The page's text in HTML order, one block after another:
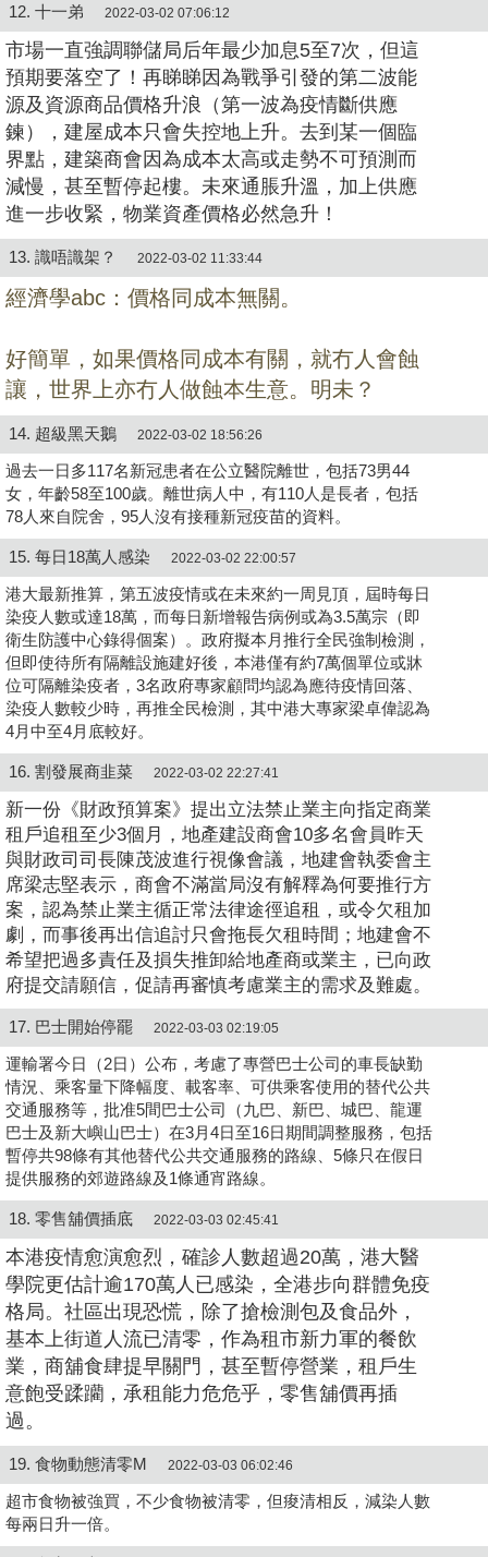
12. 十一弟 2022-03-02 07:06:12
市場一直強調聯儲局后年最少加息5至7次，但這
預期要落空了！再睇睇因為戰爭引發的第二波能
源及資源商品價格升浪（第一波為疫情斷供應
鍊），建屋成本只會失控地上升。去到某一個臨
界點，建築商會因為成本太高或走勢不可預測而
減慢，甚至暫停起樓。未來通脹升溫，加上供應
進一步收緊，物業資產價格必然急升！
13. 識唔識架？ 2022-03-02 11:33:44
經濟學abc：價格同成本無關。
好簡單，如果價格同成本有關，就冇人會蝕
讓，世界上亦冇人做蝕本生意。明未？
14. 超級黑天鵝 2022-03-02 18:56:26
過去一日多117名新冠患者在公立醫院離世，包括73男44
女，年齡58至100歲。離世病人中，有110人是長者，包括
78人來自院舍，95人沒有接種新冠疫苗的資料。
15. 每日18萬人感染 2022-03-02 22:00:57
港大最新推算，第五波疫情或在未來約一周見頂，屆時每日
染疫人數或達18萬，而每日新增報告病例或為3.5萬宗（即
衛生防護中心錄得個案）。政府擬本月推行全民強制檢測，
但即使待所有隔離設施建好後，本港僅有約7萬個單位或牀
位可隔離染疫者，3名政府專家顧問均認為應待疫情回落、
染疫人數較少時，再推全民檢測，其中港大專家梁卓偉認為
4月中至4月底較好。
16. 割發展商韭菜 2022-03-02 22:27:41
新一份《財政預算案》提出立法禁止業主向指定商業
租戶追租至少3個月，地產建設商會10多名會員昨天
與財政司司長陳茂波進行視像會議，地建會執委會主
席梁志堅表示，商會不滿當局沒有解釋為何要推行方
案，認為禁止業主循正常法律途徑追租，或令欠租加
劇，而事後再出信追討只會拖長欠租時間；地建會不
希望把過多責任及損失推卸給地產商或業主，已向政
府提交請願信，促請再審慎考慮業主的需求及難處。
17. 巴士開始停罷 2022-03-03 02:19:05
運輸署今日（2日）公布，考慮了專營巴士公司的車長缺勤
情況、乘客量下降幅度、載客率、可供乘客使用的替代公共
交通服務等，批准5間巴士公司（九巴、新巴、城巴、龍運
巴士及新大嶼山巴士）在3月4日至16日期間調整服務，包括
暫停共98條有其他替代公共交通服務的路線、5條只在假日
提供服務的郊遊路線及1條通宵路線。
18. 零售舖價插底 2022-03-03 02:45:41
本港疫情愈演愈烈，確診人數超過20萬，港大醫
學院更估計逾170萬人已感染，全港步向群體免疫
格局。社區出現恐慌，除了搶檢測包及食品外，
基本上街道人流已清零，作為租市新力軍的餐飲
業，商舖食肆提早關門，甚至暫停營業，租戶生
意飽受蹂躪，承租能力危危乎，零售舖價再插
過。
19. 食物動態清零M 2022-03-03 06:02:46
超市食物被強買，不少食物被清零，但痠清相反，減染人數
每兩日升一倍。